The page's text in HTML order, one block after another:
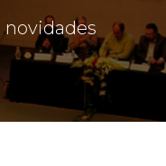
novidades